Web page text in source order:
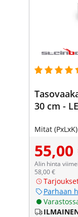
30 cm -
Mitat (PxLxK)
55,00
Alin hinta
58,00 €
Parhaan